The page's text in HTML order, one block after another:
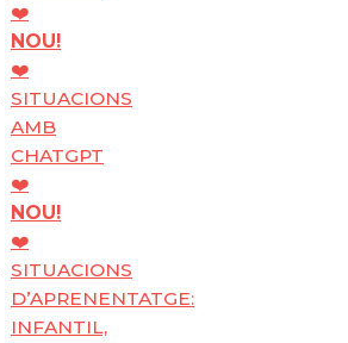
❤️
NOU!
❤️
SITUACIONS
AMB
CHATGPT
❤️
NOU!
❤️
SITUACIONS
D’APRENENTATGE:
INFANTIL,